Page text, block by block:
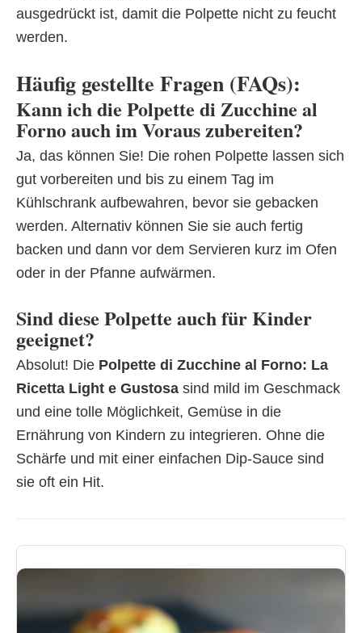
ausgedrückt ist, damit die Polpette nicht zu feucht
werden.
Häufig gestellte Fragen (FAQs):
Kann ich die Polpette di Zucchine al
Forno auch im Voraus zubereiten?
Ja, das können Sie! Die rohen Polpette lassen sich
gut vorbereiten und bis zu einem Tag im
Kühlschrank aufbewahren, bevor sie gebacken
werden. Alternativ können Sie sie auch fertig
backen und dann vor dem Servieren kurz im Ofen
oder in der Pfanne aufwärmen.
Sind diese Polpette auch für Kinder
geeignet?
Absolut! Die Polpette di Zucchine al Forno: La
Ricetta Light e Gustosa sind mild im Geschmack
und eine tolle Möglichkeit, Gemüse in die
Ernährung von Kindern zu integrieren. Ohne die
Schärfe und mit einer einfachen Dip-Sauce sind
sie oft ein Hit.